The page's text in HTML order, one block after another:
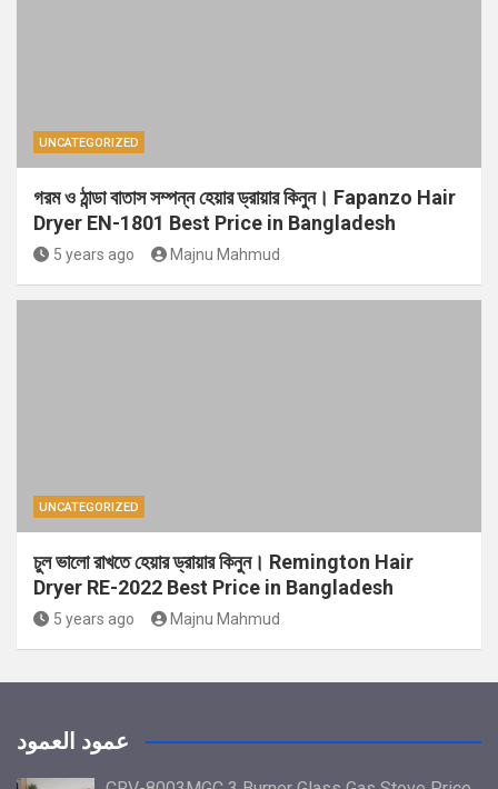
UNCATEGORIZED
গরম ও ঠান্ডা বাতাস সম্পন্ন হেয়ার ড্রায়ার কিনুন। Fapanzo Hair
Dryer EN-1801 Best Price in Bangladesh
5 years ago Majnu Mahmud
UNCATEGORIZED
চুল ভালো রাখতে হেয়ার ড্রায়ার কিনুন। Remington Hair
Dryer RE-2022 Best Price in Bangladesh
5 years ago Majnu Mahmud
عمود العمود